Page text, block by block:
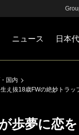
ニュース 日本
国内
え抜18歳FWの絶妙トラ
歩夢に恋